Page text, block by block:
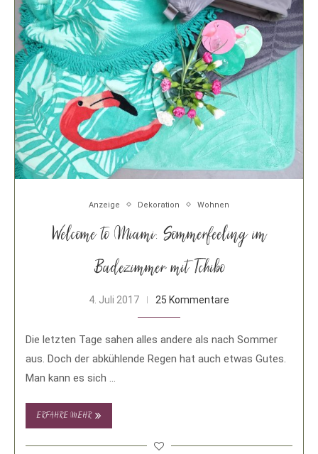
Anzeige Dekoration Wohnen
Welcome to Miami: Sommerfeeling im
Badezimmer mit Tchibo
4. Juli 2017 25 Kommentare
Die letzten Tage sahen alles andere als nach Sommer
aus. Doch der abkühlende Regen hat auch etwas Gutes.
Man kann es sich …
ERFAHRE MEHR